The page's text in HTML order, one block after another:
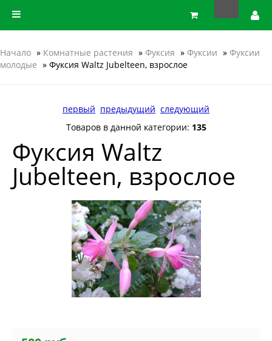
Начало » Комнатные растения » Фуксия » Фуксии » Фуксии
молодые » Фуксия Waltz Jubelteen, взрослое
первый предыдущий следующий
Товаров в данной категории: 135
Фуксия Waltz
Jubelteen, взрослое